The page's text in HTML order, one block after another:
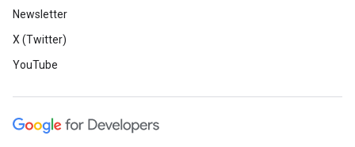
Newsletter
X (Twitter)
YouTube